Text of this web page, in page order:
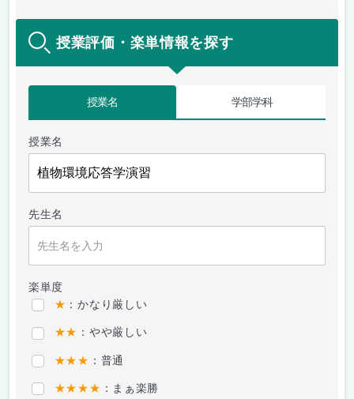
授業評価・楽単情報を探す
授業名 学部学科
授業名
先生名
楽単度
★ ：かなり厳しい
★★ ：やや厳しい
★★★ ：普通
★★★★ ：まぁ楽勝